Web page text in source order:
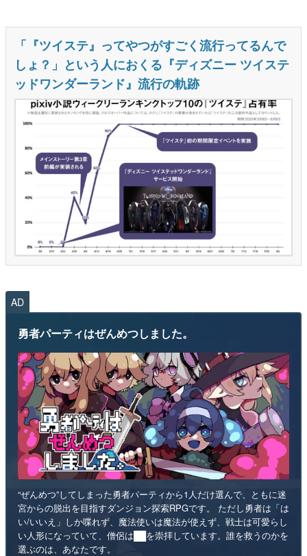
AD
勇者パーティはぜんめつしました。
“ぜんめつ”してしまった勇者パーティから1人だけ選んで、ともに迷
宮からの脱出を目指すダンジョン探索RPGです。 ただし勇者は「は
い/いいえ」しか喋れず、魔法使いは魔法が使えず、戦士は可愛らし
い人形になっていて、僧侶は██を崇拝しています。誰を救うのかを
選ぶのは、あなたです。